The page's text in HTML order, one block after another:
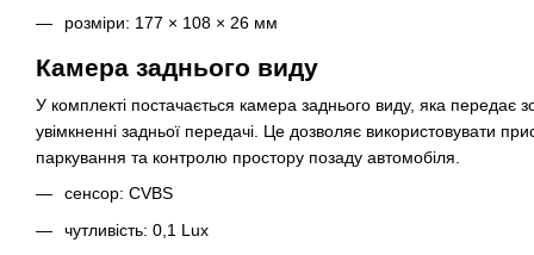
розміри: 177 × 108 × 26 мм
Камера заднього виду
У комплекті постачається камера заднього виду, яка передає
увімкненні задньої передачі. Це дозволяє використовувати
паркування та контролю простору позаду автомобіля.
сенсор: CVBS
чутливість: 0,1 Lux